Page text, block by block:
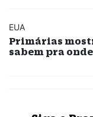
EUA
Primárias
sabem pra